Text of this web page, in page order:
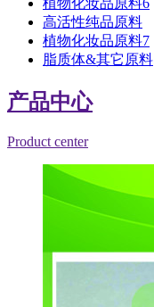
植物化妆品原料6
高活性纯品原料
植物化妆品原料7
脂质体&其它原料
产品中心
Product center